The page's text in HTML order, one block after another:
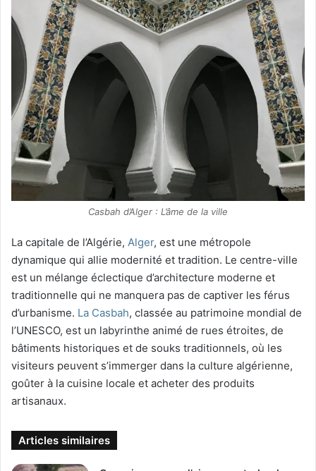
Casbah d’Alger : L’âme de la ville
La capitale de l’Algérie, Alger, est une métropole
dynamique qui allie modernité et tradition. Le centre-ville
est un mélange éclectique d’architecture moderne et
traditionnelle qui ne manquera pas de captiver les férus
d’urbanisme. La Casbah, classée au patrimoine mondial de
l’UNESCO, est un labyrinthe animé de rues étroites, de
bâtiments historiques et de souks traditionnels, où les
visiteurs peuvent s’immerger dans la culture algérienne,
goûter à la cuisine locale et acheter des produits
artisanaux.
Articles similaires